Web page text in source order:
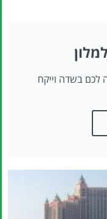
לכם בשדה וייקח